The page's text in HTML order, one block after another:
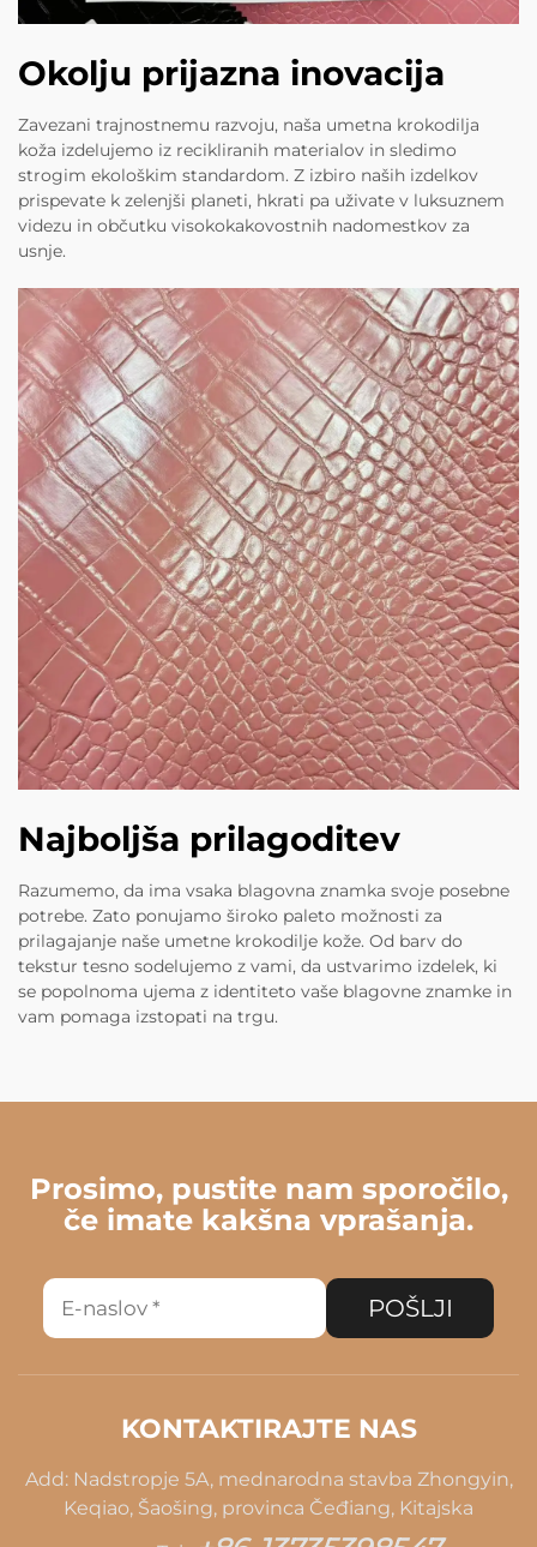
Okolju prijazna inovacija
Zavezani trajnostnemu razvoju, naša umetna krokodilja
koža izdelujemo iz recikliranih materialov in sledimo
strogim ekološkim standardom. Z izbiro naših izdelkov
prispevate k zelenjši planeti, hkrati pa uživate v luksuznem
videzu in občutku visokokakovostnih nadomestkov za
usnje.
Najboljša prilagoditev
Razumemo, da ima vsaka blagovna znamka svoje posebne
potrebe. Zato ponujamo široko paleto možnosti za
prilagajanje naše umetne krokodilje kože. Od barv do
tekstur tesno sodelujemo z vami, da ustvarimo izdelek, ki
se popolnoma ujema z identiteto vaše blagovne znamke in
vam pomaga izstopati na trgu.
Prosimo, pustite nam sporočilo,
če imate kakšna vprašanja.
POŠLJI
KONTAKTIRAJTE NAS
Add: Nadstropje 5A, mednarodna stavba Zhongyin,
Keqiao, Šaošing, provinca Čeđiang, Kitajska